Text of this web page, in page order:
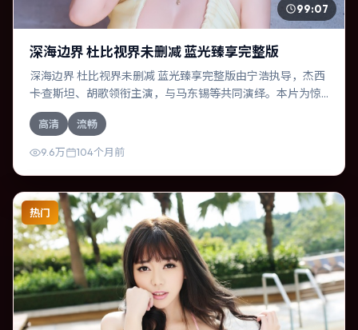
99:07
深海边界 杜比视界未删减 蓝光臻享完整版
深海边界 杜比视界未删减 蓝光臻享完整版由宁浩执导，杰西
卡·查斯坦、胡歌领衔主演，与马东锡等共同演绎。本片为惊
悚类型，主要班底与取景来自美国。时间循环困住主角，每
一次醒来规则都在改变。影片整体气质明快，节奏紧凑，人
物动机清晰，适合喜欢强情节与细腻表演的观众。
高清 流畅
9.6万 104个月前
热门